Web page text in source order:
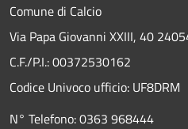
Comune di Calcio
Via Papa Giovanni XXIII, 40
C.F./P.I.: 00372530162
Codice Univoco ufficio: UF8DRM
N° Telefono: 0363 968444